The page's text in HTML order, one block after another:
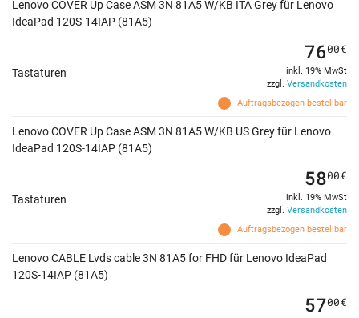
Lenovo COVER Up Case ASM 3N 81A5 W/KB ITA Grey für Lenovo
IdeaPad 120S-14IAP (81A5)
Tastaturen
Auftragsbezogen bestellbar
7600€
inkl. 19% MwSt
zzgl. Versandkosten
Lenovo COVER Up Case ASM 3N 81A5 W/KB US Grey für Lenovo
IdeaPad 120S-14IAP (81A5)
Tastaturen
Auftragsbezogen bestellbar
5800€
inkl. 19% MwSt
zzgl. Versandkosten
Lenovo CABLE Lvds cable 3N 81A5 for FHD für Lenovo IdeaPad
120S-14IAP (81A5)
5700€